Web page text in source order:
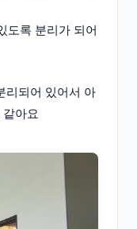
도록 분리가 되어
되어 있어서 아
아요